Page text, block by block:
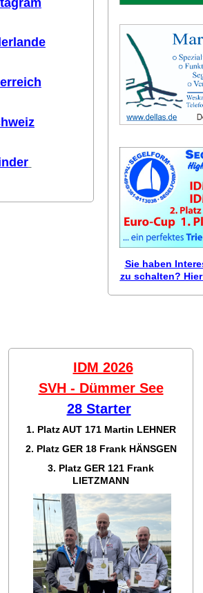
Sie haben
zu schalten?
IDM 2026
SVH - Dümmer See
28 Starter
1. Platz AUT 171 Martin LEHNER
2. Platz GER 18 Frank HÄNSGEN
3. Platz GER 121 Frank
LIETZMANN